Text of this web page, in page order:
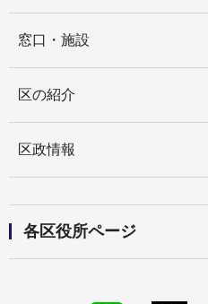
窓口・施設
区の紹介
区政情報
各区役所ページ